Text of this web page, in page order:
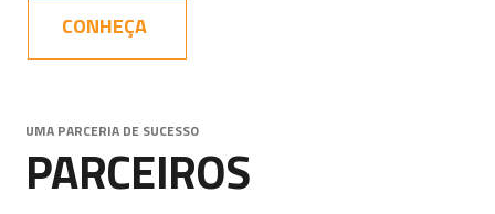
CONHEÇA
UMA PARCERIA DE SUCESSO
PARCEIROS